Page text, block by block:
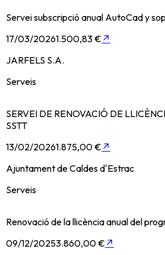
Servei subscripció anual AutoCad y
17/03/20261.500,83 € ↗
JARFELS S.A.
Serveis
SERVEI DE RENOVACIÓ DE
SSTT
13/02/20261.875,00 € ↗
Ajuntament de Caldes d'Estrac
Serveis
Renovació de la llicència anual del
09/12/20253.860,00 € ↗